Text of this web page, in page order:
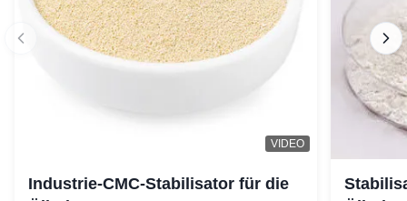
VIDEO
Industrie-CMC-Stabilisator für die